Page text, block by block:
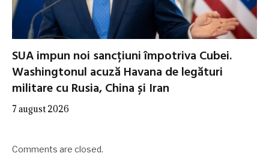
SUA impun noi sancțiuni împotriva Cubei.
Washingtonul acuză Havana de legături
militare cu Rusia, China și Iran
7 august 2026
Comments are closed.